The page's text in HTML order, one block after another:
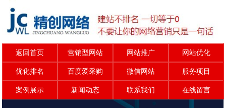
返回首页 营销型网站 网站推广 网站优化
优化排名 百度爱采购 微信网站 服务项目
案例展示 新闻动态 联系我们 在线留言